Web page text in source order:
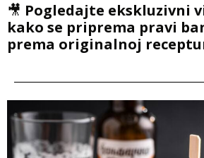
🎥 Pogledajte ekskluzivni
kako se priprema pravi
prema originalnoj